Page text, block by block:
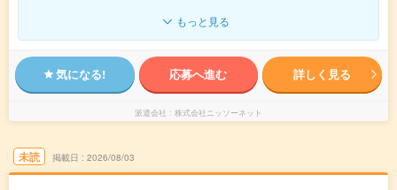
もっと見る
気になる! 応募へ進む 詳しく見る
派遣会社 株式会社ニッソーネット
未読 掲載日 2026/08/03